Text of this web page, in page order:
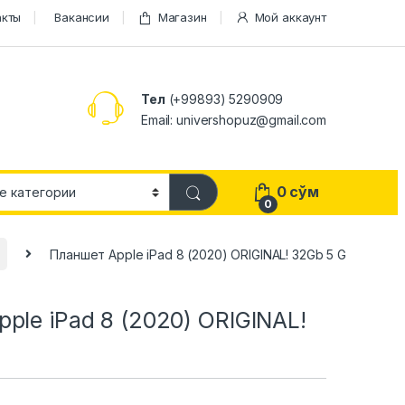
Вакансии Магазин Мой аккаунт
Тел (+99893) 5290909
Email: univershopuz@gmail.com
0
0 сўм
Планшет Apple iPad 8 (2020) ORIGINAL! 32Gb 5 G
iPad 8 (2020) ORIGINAL!